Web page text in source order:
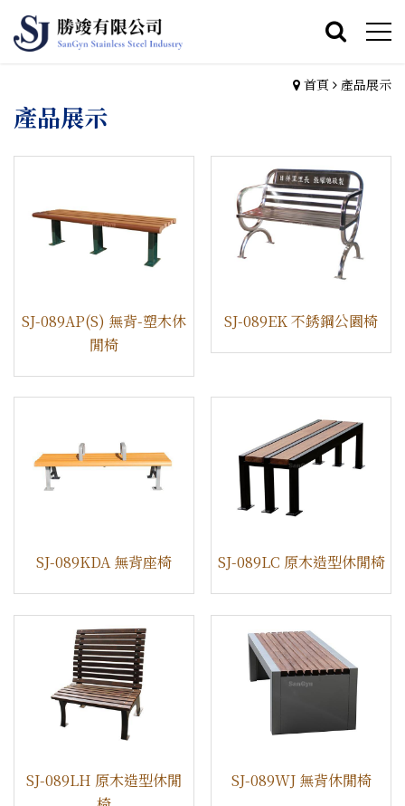
首頁 產品展示
產品展示
SJ-089AP(S) 無背-塑木休
閒椅
SJ-089EK 不銹鋼公園椅
SJ-089KDA 無背座椅 SJ-089LC 原木造型休閒椅
SJ-089LH 原木造型休閒
SJ-089WJ 無背休閒椅